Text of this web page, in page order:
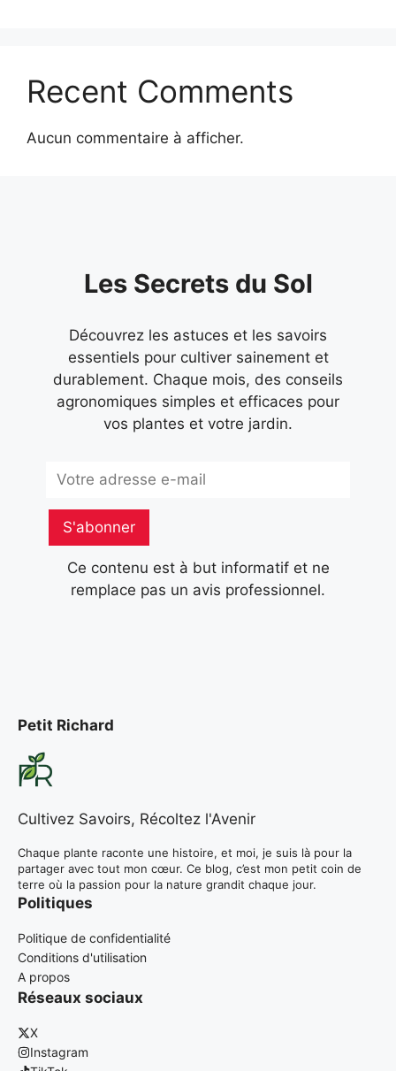
Recent Comments
Aucun commentaire à afficher.
Les Secrets du Sol
Découvrez les astuces et les savoirs
essentiels pour cultiver sainement et
durablement. Chaque mois, des conseils
agronomiques simples et efficaces pour
vos plantes et votre jardin.
S'abonner
Ce contenu est à but informatif et ne
remplace pas un avis professionnel.
Petit Richard
Cultivez Savoirs, Récoltez l'Avenir
Chaque plante raconte une histoire, et moi, je suis là pour la
partager avec tout mon cœur. Ce blog, c’est mon petit coin de
terre où la passion pour la nature grandit chaque jour.
Politiques
Politique de confidentialité
Conditions d'utilisation
A propos
Réseaux sociaux
X
Instagram